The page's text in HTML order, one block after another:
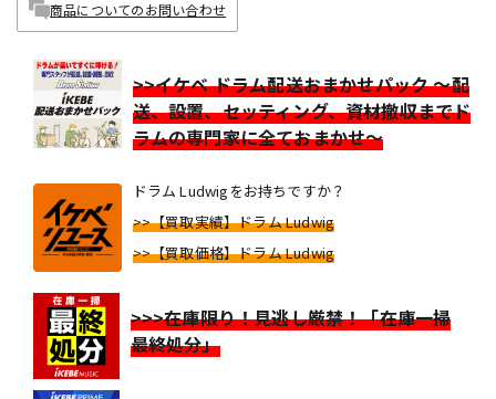
商品についてのお問い合わせ
>>イケベ ドラム配送おまかせパック ～配
送、設置、セッティング、資材撤収までド
ラムの専門家に全ておまかせ～
ドラム Ludwigをお持ちですか？
>>【買取実績】ドラム Ludwig
>>【買取価格】ドラム Ludwig
>>>在庫限り！見逃し厳禁！「在庫一掃
最終処分」